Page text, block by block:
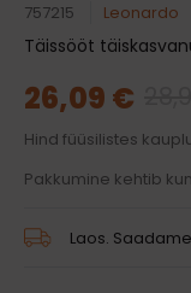
757215 Leonardo
Täissööt
26,09 €
Hind füüsilistes
Pakkumine kehtib
Laos.